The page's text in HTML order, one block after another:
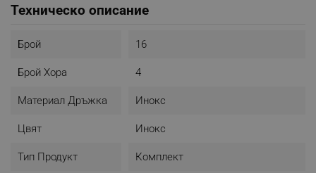
Техническо описание
Брой 16
Брой Хора 4
Материал Дръжка Инокс
Цвят Инокс
Тип Продукт Комплект